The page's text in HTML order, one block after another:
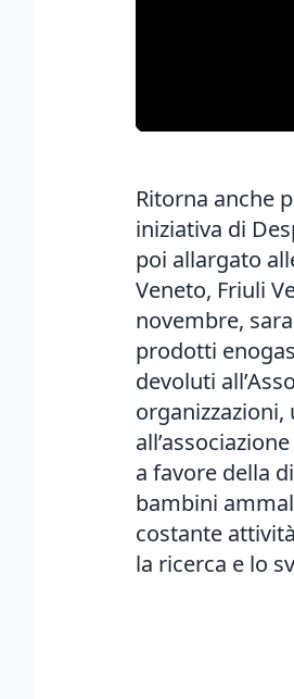
Ritorna anche
iniziativa di
poi allargato
Veneto, Friuli
novembre,
prodotti
devoluti
a favore della
bambini
costante
la ricerca e lo